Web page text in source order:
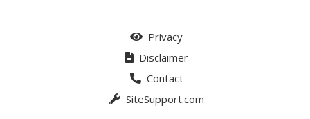
Privacy
Disclaimer
Contact
SiteSupport.com